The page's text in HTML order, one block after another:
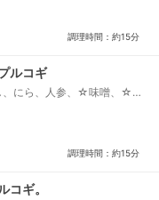
調理時間：約15分
ルコギ
、にら、人参、☆味噌、☆醤
生姜すりおろし、ごま油、
調理時間：約15分
コギ。